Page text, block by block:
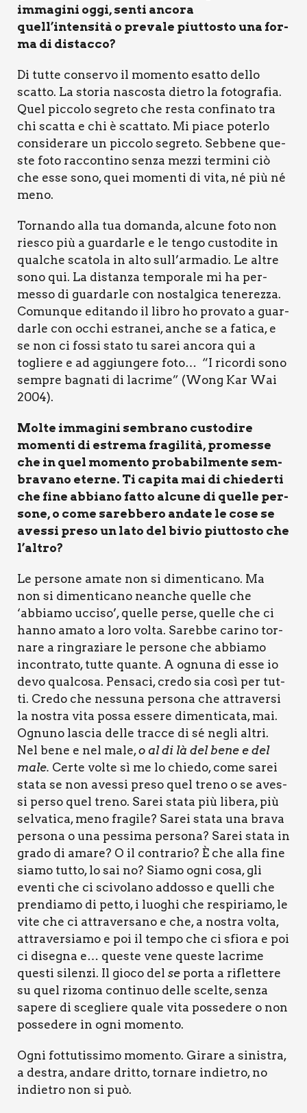
imma­gi­ni oggi, sen­ti anco­ra
quell’intensità o pre­va­le piut­to­sto una for­
ma di distac­co?
Di tut­te con­ser­vo il momen­to esat­to del­lo
scat­to. La sto­ria nasco­sta die­tro la foto­gra­fia.
Quel pic­co­lo segre­to che resta con­fi­na­to tra
chi scat­ta e chi è scat­ta­to. Mi pia­ce poter­lo
con­si­de­ra­re un pic­co­lo segre­to. Seb­be­ne que­
ste foto rac­con­ti­no sen­za mez­zi ter­mi­ni ciò
che esse sono, quei momen­ti di vita, né più né
meno.
Tor­nan­do alla tua doman­da, alcu­ne foto non
rie­sco più a guar­dar­le e le ten­go custo­di­te in
qual­che sca­to­la in alto sull’armadio. Le altre
sono qui. La distan­za tem­po­ra­le mi ha per­
mes­so di guar­dar­le con nostal­gi­ca tene­rez­za.
Comun­que edi­tan­do il libro ho pro­va­to a guar­
dar­le con occhi estra­nei, anche se a fati­ca, e
se non ci fos­si sta­to tu sarei anco­ra qui a
toglie­re e ad aggiun­ge­re foto… “I ricor­di sono
sem­pre bagna­ti di lacri­me” (Wong Kar Wai
2004).
Mol­te imma­gi­ni sem­bra­no custo­di­re
momen­ti di estre­ma fra­gi­li­tà, pro­mes­se
che in quel momen­to pro­ba­bil­men­te sem­
bra­va­no eter­ne. Ti capi­ta mai di chie­der­ti
che fine abbia­no fat­to alcu­ne di quel­le per­
so­ne, o come sareb­be­ro anda­te le cose se
aves­si pre­so un lato del bivio piut­to­sto che
l’altro?
Le per­so­ne ama­te non si dimen­ti­ca­no. Ma
non si dimen­ti­ca­no nean­che quel­le che
‘abbia­mo ucci­so’, quel­le per­se, quel­le che ci
han­no ama­to a loro vol­ta. Sareb­be cari­no tor­
na­re a rin­gra­zia­re le per­so­ne che abbia­mo
incon­tra­to, tut­te quan­te. A ognu­na di esse io
devo qual­co­sa. Pen­sa­ci, cre­do sia così per tut­
ti. Cre­do che nes­su­na per­so­na che attra­ver­si
la nostra vita pos­sa esse­re dimen­ti­ca­ta, mai.
Ognu­no lascia del­le trac­ce di sé negli altri.
Nel bene e nel male,o al di là del bene e del
male. Cer­te vol­te sì me lo chie­do, come sarei
sta­ta se non aves­si pre­so quel tre­no o se aves­
si per­so quel tre­no. Sarei sta­ta più libe­ra, più
sel­va­ti­ca, meno fra­gi­le? Sarei sta­ta una bra­va
per­so­na o una pes­si­ma per­so­na? Sarei sta­ta in
gra­do di ama­re? O il con­tra­rio? È che alla fine
sia­mo tut­to, lo sai no? Sia­mo ogni cosa, gli
even­ti che ci sci­vo­la­no addos­so e quel­li che
pren­dia­mo di pet­to, i luo­ghi che respi­ria­mo, le
vite che ci attra­ver­sa­no e che, a nostra vol­ta,
attra­ver­sia­mo e poi il tem­po che ci sfio­ra e poi
ci dise­gna e… que­ste vene que­ste lacri­me
que­sti silen­zi. Il gio­co del se por­ta a riflet­te­re
su quel rizo­ma con­ti­nuo del­le scel­te, sen­za
sape­re di sce­glie­re qua­le vita pos­se­de­re o non
pos­se­de­re in ogni momen­to.
Ogni fot­tu­tis­si­mo momen­to. Gira­re a sini­stra,
a destra, anda­re drit­to, tor­na­re indie­tro, no
indie­tro non si può.